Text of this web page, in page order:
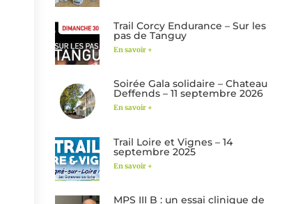
Trail Corcy Endurance – Sur les
pas de Tanguy
En savoir +
Soirée Gala solidaire – Chateau
Deffends – 11 septembre 2026
En savoir +
Trail Loire et Vignes – 14
septembre 2025
En savoir +
MPS III B : un essai clinique de